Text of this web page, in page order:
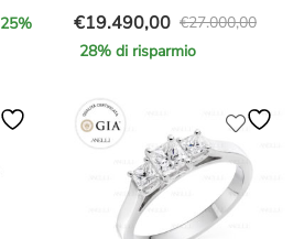
25%
€27.000,00
Il
prezzo
era:
€27.000,00.
€19.490,00
Il
prezzo
è:
€19.490,00.
28% di risparmio